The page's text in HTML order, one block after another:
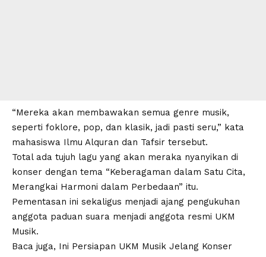
“Mereka akan membawakan semua genre musik,
seperti foklore, pop, dan klasik, jadi pasti seru,” kata
mahasiswa Ilmu Alquran dan Tafsir tersebut.
Total ada tujuh lagu yang akan meraka nyanyikan di
konser dengan tema “Keberagaman dalam Satu Cita,
Merangkai Harmoni dalam Perbedaan” itu.
Pementasan ini sekaligus menjadi ajang pengukuhan
anggota paduan suara menjadi anggota resmi UKM
Musik.
Baca juga, Ini Persiapan UKM Musik Jelang Konser